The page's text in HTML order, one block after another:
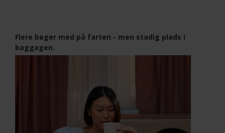
Flere bøger med på farten - men stadig plads i
baggagen.